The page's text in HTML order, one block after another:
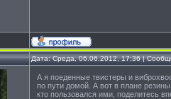
Дата: Среда, 06.06.2012, 17:36 |
А я поеденные твистеры и
по пути домой. А вот в плане
кто пользовался ими, поделитесь